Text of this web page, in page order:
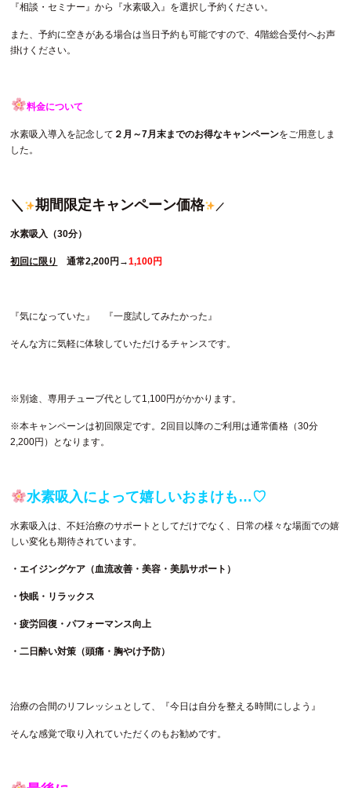
『相談・セミナー』から『水素吸入』を選択し予約ください。
また、予約に空きがある場合は当日予約も可能ですので、4階総合受付へお声
掛けください。
料金について
水素吸入導入を記念して ２月～7月末までのお得なキャンペーンをご用意しま
した。
＼ 期間限定キャンペーン価格 ／
水素吸入（30分）
初回に限り 通常2,200円→1,100円
『気になっていた』 『一度試してみたかった』
そんな方に気軽に体験していただけるチャンスです。
※別途、専用チューブ代として1,100円がかかります。
※本キャンペーンは初回限定です。2回目以降のご利用は通常価格（30分
2,200円）となります。
水素吸入によって嬉しいおまけも…♡
水素吸入は、不妊治療のサポートとしてだけでなく、日常の様々な場面での嬉
しい変化も期待されています。
・エイジングケア（血流改善・美容・美肌サポート）
・快眠・リラックス
・疲労回復・パフォーマンス向上
・二日酔い対策（頭痛・胸やけ予防）
治療の合間のリフレッシュとして、『今日は自分を整える時間にしよう』
そんな感覚で取り入れていただくのもお勧めです。